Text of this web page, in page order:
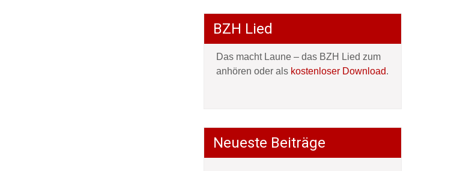
BZH Lied
Das macht Laune – das BZH Lied zum
anhören oder als kostenloser Download.
Neueste Beiträge